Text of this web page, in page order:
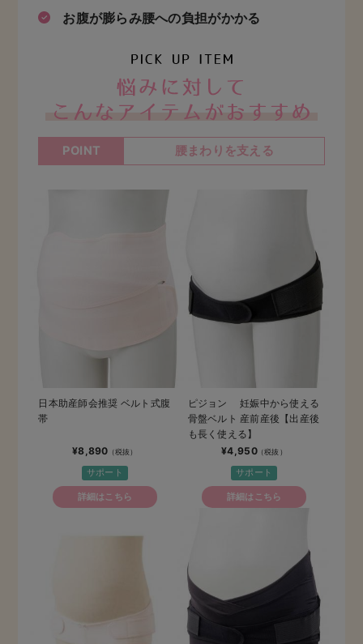
お腹が膨らみ腰への負担がかかる
POINT 腰まわりを支える
日本助産師会推奨 ベルト式腹
帯
¥8,890
サポート
詳細はこちら
ピジョン 妊娠中から使える
骨盤ベルト 産前産後【出産後
も長く使える】
¥4,950
サポート
詳細はこちら